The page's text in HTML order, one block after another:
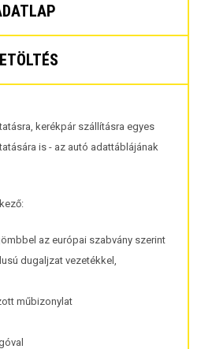
kerékpár szállításra egyes
is - az autó adattáblájának
az európai szabvány szerint
dugaljzat vezetékkel,
műbizonylat